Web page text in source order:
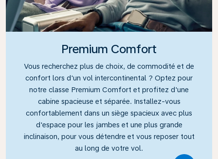
Premium Comfort
Vous recherchez plus de choix, de commodité et de
confort lors d'un vol intercontinental ? Optez pour
notre classe Premium Comfort et profitez d'une
cabine spacieuse et séparée. Installez-vous
confortablement dans un siège spacieux avec plus
d'espace pour les jambes et une plus grande
inclinaison, pour vous détendre et vous reposer tout
au long de votre vol.